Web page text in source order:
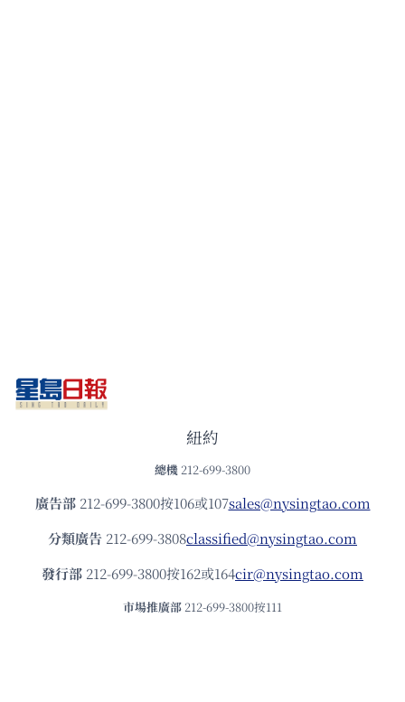
紐約
總機 212-699-3800
廣告部212-699-3800按106或107sales@nysingtao.com
分類廣告 212-699-3808classified@nysingtao.com
發⾏部 212-699-3800按162或164cir@nysingtao.com
市場推廣部 212-699-3800按111